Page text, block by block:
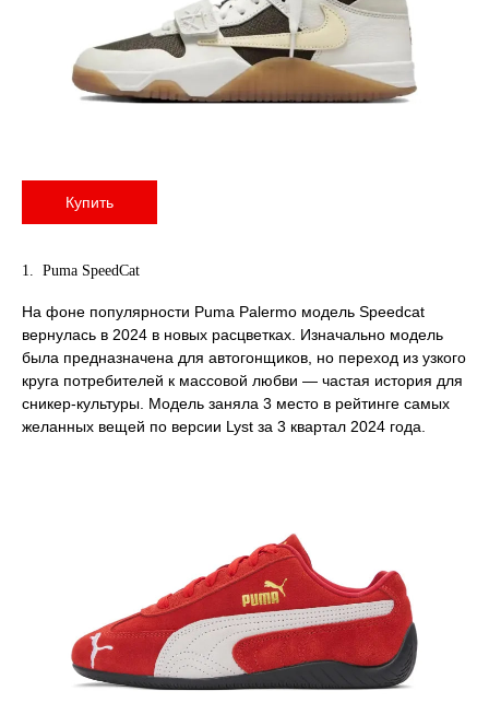
Купить
1. Puma SpeedCat
На фоне популярности Puma Palermo модель Speedcat
вернулась в 2024 в новых расцветках. Изначально модель
была предназначена для автогонщиков, но переход из узкого
круга потребителей к массовой любви — частая история для
сникер-культуры. Модель заняла 3 место в рейтинге самых
желанных вещей по версии Lyst за 3 квартал 2024 года.